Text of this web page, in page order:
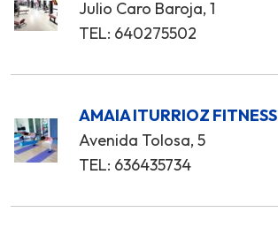
Julio Caro Baroja, 1
TEL: 640275502
AMAIA ITURRIOZ FITNESS
Avenida Tolosa, 5
TEL: 636435734